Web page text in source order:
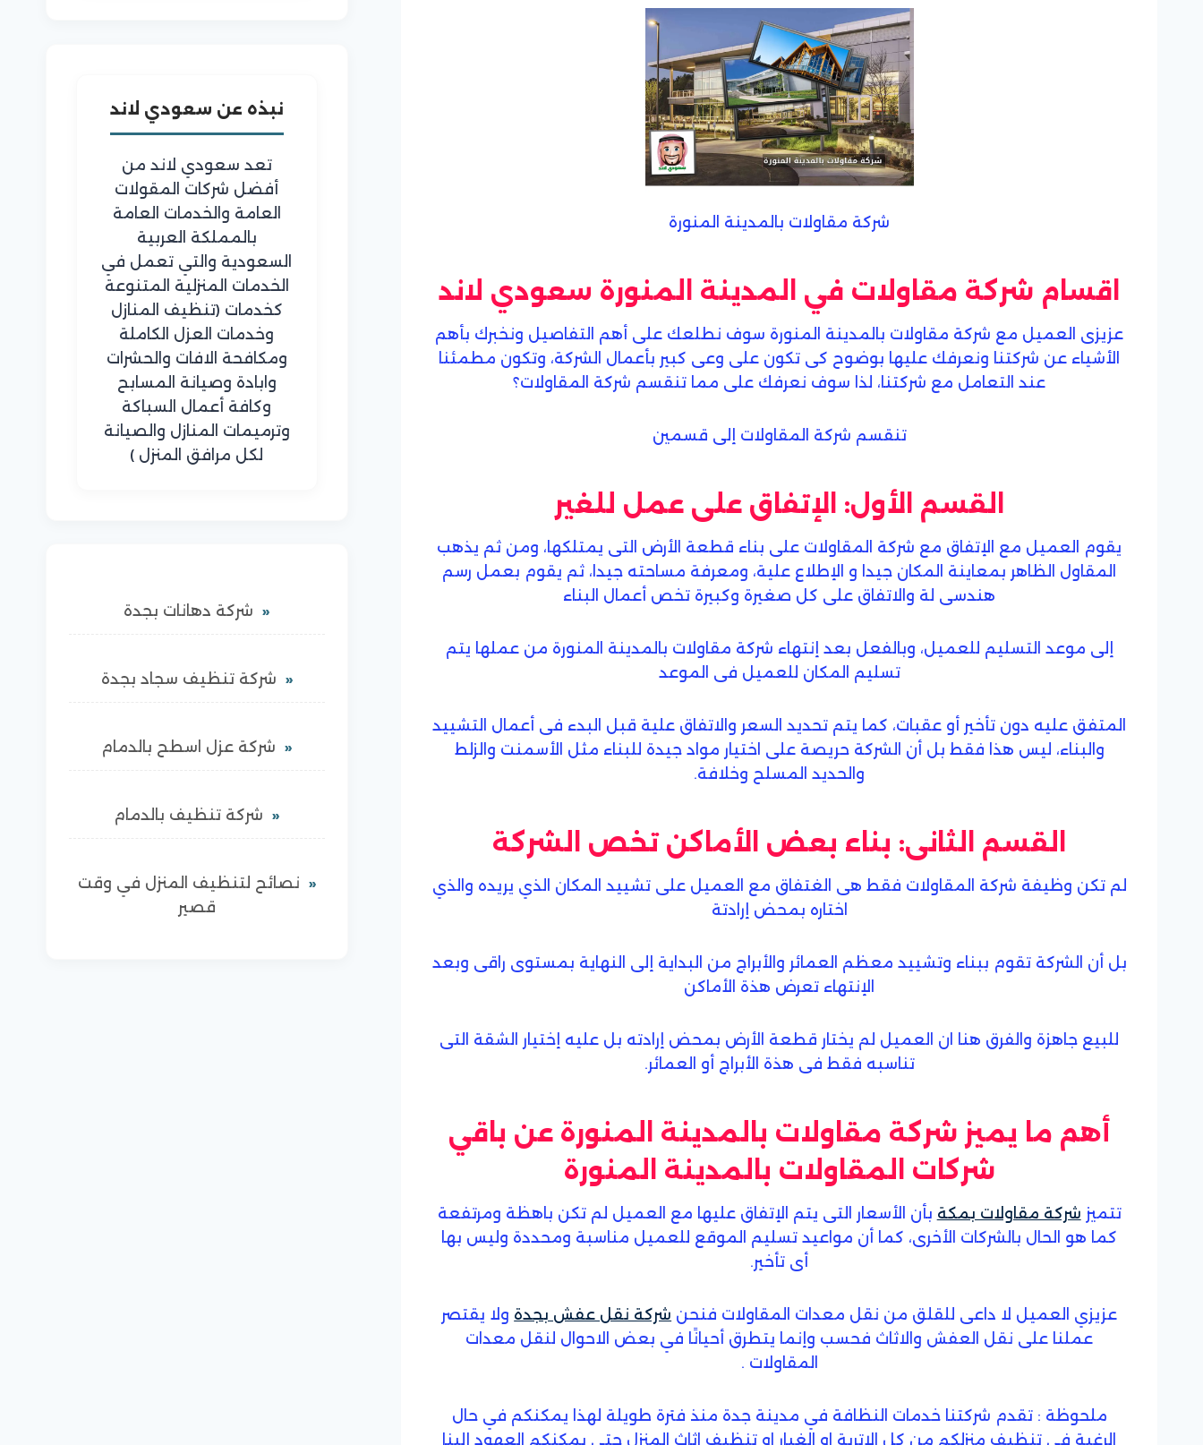
شركة مقاولات بالمدينة المنورة
اقسام شركة مقاولات في المدينة المنورة سعودي لاند
عزيزى العميل مع شركة مقاولات بالمدينة المنورة سوف نطلعك على أهم التفاصيل ونخبرك بأهم
الأشياء عن شركتنا ونعرفك عليها بوضوح كى تكون على وعى كبير بأعمال الشركة، وتكون مطمئنا
عند التعامل مع شركتنا، لذا سوف نعرفك على مما تنقسم شركة المقاولات؟
تنقسم شركة المقاولات إلى قسمين
القسم الأول: الإتفاق على عمل للغير
يقوم العميل مع الإتفاق مع شركة المقاولات على بناء قطعة الأرض التى يمتلكها، ومن ثم يذهب
المقاول الظاهر بمعاينة المكان جيدا و الإطلاع علية، ومعرفة مساحته جيدا، ثم يقوم بعمل رسم
هندسى لة والاتفاق على كل صغيرة وكبيرة تخص أعمال البناء
إلى موعد التسليم للعميل، وبالفعل بعد إنتهاء شركة مقاولات بالمدينة المنورة من عملها يتم
تسليم المكان للعميل فى الموعد
المتفق عليه دون تأخير أو عقبات، كما يتم تحديد السعر والاتفاق علية قبل البدء فى أعمال التشييد
والبناء، ليس هذا فقط بل أن الشركة حريصة على اختيار مواد جيدة للبناء مثل الأسمنت والزلط
والحديد المسلح وخلافة.
القسم الثانى: بناء بعض الأماكن تخص الشركة
لم تكن وظيفة شركة المقاولات فقط هى الغتفاق مع العميل على تشييد المكان الذي يريده والذي
اختاره بمحض إرادتة
بل أن الشركة تقوم ببناء وتشييد معظم العمائر والأبراج من البداية إلى النهاية بمستوى راقى وبعد
الإنتهاء تعرض هذة الأماكن
للبيع جاهزة والفرق هنا ان العميل لم يختار قطعة الأرض بمحض إرادته بل عليه إختيار الشقة التى
تناسبه فقط فى هذة الأبراج أو العمائر.
أهم ما يميز شركة مقاولات بالمدينة المنورة عن باقي
شركات المقاولات بالمدينة المنورة
تتميز شركة مقاولات بمكة بأن الأسعار التى يتم الإتفاق عليها مع العميل لم تكن باهظة ومرتفعة
كما هو الحال بالشركات الأخرى، كما أن مواعيد تسليم الموقع للعميل مناسبة ومحددة وليس بها
أى تأخير.
عزيزي العميل لا داعى للقلق من نقل معدات المقاولات فنحن شركة نقل عفش بجدة ولا يقتصر
عملنا على نقل العفش والاثاث فحسب وإنما يتطرق أحيانًا في بعض الاحوال لنقل معدات
المقاولات .
ملحوظة : تقدم شركتنا خدمات النظافة في مدينة جدة منذ فترة طويلة لهذا يمكنكم في حال
الرغبة في تنظيف منزلكم من كل الاتربة او الغبار او تنظيف اثاث المنزل حتى يمكنكم العهود إلينا
نبذه عن سعودي لاند
تعد سعودي لاند من
أفضل شركات المقولات
العامة والخدمات العامة
بالمملكة العربية
السعودية والتي تعمل في
الخدمات المنزلية المتنوعة
كخدمات (تنظيف المنازل
وخدمات العزل الكاملة
ومكافحة الافات والحشرات
وابادة وصيانة المسابح
وكافة أعمال السباكة
وترميمات المنازل والصيانة
لكل مرافق المنزل )
شركة دهانات بجدة
شركة تنظيف سجاد بجدة
شركة عزل اسطح بالدمام
شركة تنظيف بالدمام
نصائح لتنظيف المنزل في وقت
قصير